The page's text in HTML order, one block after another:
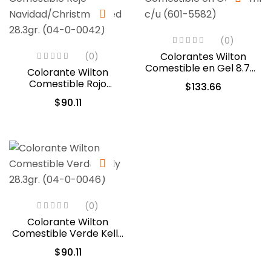
(0)
Colorante Wilton
Comestible Rojo
Navidad/Christmas Red
28.3gr. (04-0-0042)
$90.11
(0)
Colorantes Wilton
Comestible en Gel 8.7ml
c/u (601-5582)
$133.66
(0)
Colorante Wilton
Comestible Verde Kelly
28.3gr. (04-0-0046)
$90.11